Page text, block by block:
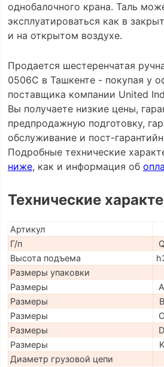
однобалочного крана. Таль
эксплуатироваться как в
и на открытом воздухе.
Продается шестеренчатая
0506C в Ташкенте - покупая у
поставщика компании United
Вы получаете низкие цены,
предпродажную подготовку,
обслуживание и пост-
Подробные технические
ниже, как и информация об
Технические
Артикул
Г/п
Q
Высота подъема
Размеры упаковки
Размеры
A
Размеры
B
Размеры
C
Размеры
D
Размеры
K
Диаметр грузовой цепи